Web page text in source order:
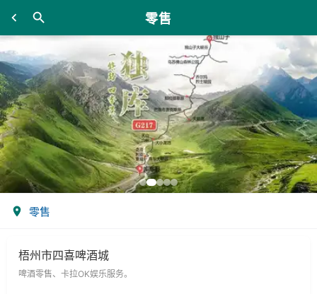
零售
零售
梧州市四喜啤酒城
啤酒零售、卡拉OK娱乐服务。